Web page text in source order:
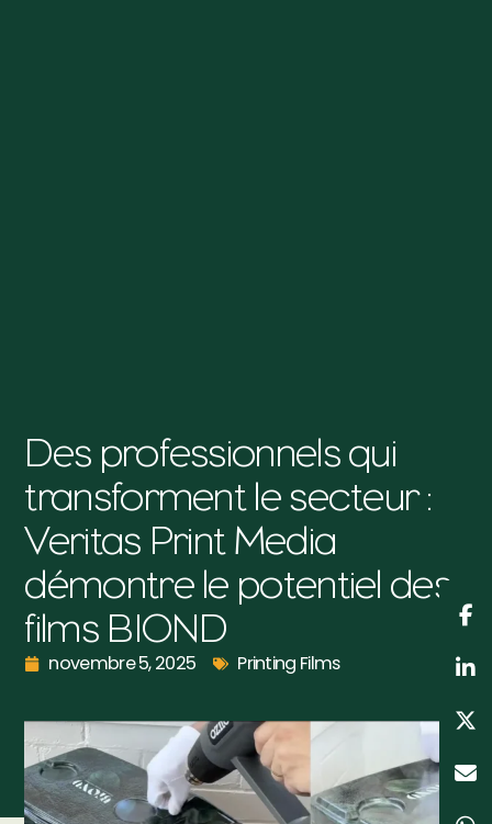
Des professionnels qui
transforment le secteur :
Veritas Print Media
démontre le potentiel des
films BIOND
novembre 5, 2025 Printing Films